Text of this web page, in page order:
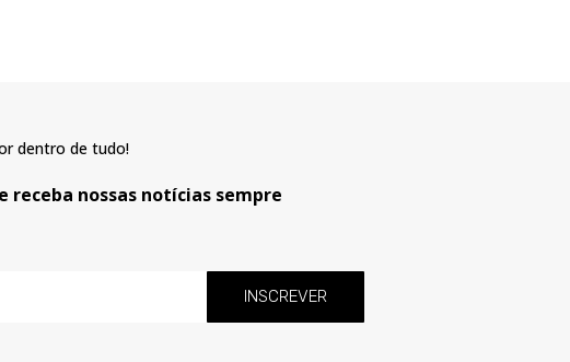
dentro de tudo!
receba nossas notícias sempre
INSCREVER